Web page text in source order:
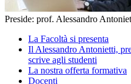
Preside: prof. Alessandro
La Facoltà si presenta
Il Alessandro Antonietti,
scrive agli studenti
La nostra offerta formativa
Docenti